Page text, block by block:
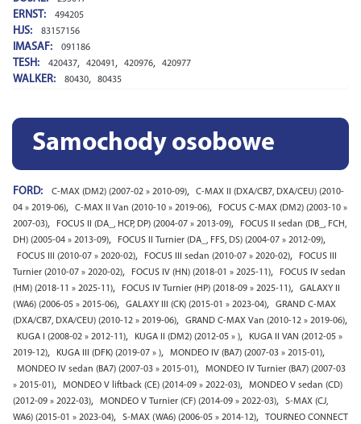
ERNST: 494205
HJS: 83157156
IMASAF: 091186
TESH: 420437, 420491 , 420976, 420977
WALKER: 80430, 80435
Samochody osobowe
FORD: C-MAX (DM2) (2007-02 » 2010-09),
C-MAX II (DXA/CB7, DXA/CEU) (2010-
04 » 2019-06), C-MAX II Van (2010-10 » 2019-06),
FOCUS C-MAX (DM2) (2003-10 »
2007-03), FOCUS II (DA_, HCP, DP) (2004-07 » 2013-09),
FOCUS II sedan (DB_, FCH,
DH) (2005-04 » 2013-09), FOCUS II Turnier (DA_, FFS, DS) (2004-07 » 2012-09),
FOCUS III (2010-07 » 2020-02), FOCUS III sedan (2010-07 » 2020-02),
FOCUS III
Turnier (2010-07 » 2020-02), FOCUS IV (HN) (2018-01 » 2025-11),
FOCUS IV sedan
(HM) (2018-11 » 2025-11), FOCUS IV Turnier (HP) (2018-09 » 2025-11),
GALAXY II
(WA6) (2006-05 » 2015-06), GALAXY III (CK) (2015-01 » 2023-04),
GRAND C-MAX
(DXA/CB7, DXA/CEU) (2010-12 » 2019-06), GRAND C-MAX Van (2010-12 » 2019-06),
KUGA I (2008-02 » 2012-11), KUGA II (DM2) (2012-05 » ),
KUGA II VAN (2012-05 »
2019-12), KUGA III (DFK) (2019-07 » ), MONDEO IV (BA7) (2007-03 » 2015-01),
MONDEO IV sedan (BA7) (2007-03 » 2015-01),
MONDEO IV Turnier (BA7) (2007-03
» 2015-01), MONDEO V liftback (CE) (2014-09 » 2022-03),
MONDEO V sedan (CD)
(2012-09 » 2022-03), MONDEO V Turnier (CF) (2014-09 » 2022-03),
S-MAX (CJ,
WA6) (2015-01 » 2023-04), S-MAX (WA6) (2006-05 » 2014-12),
TOURNEO CONNECT